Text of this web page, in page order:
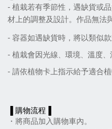
- 植栽若有季節性，遇缺貨或
材上的調整及設計。作品無法
- 容器如遇缺貨時，將以類似款
- 植栽會因光線 環境 溫度
- 請依植物卡上指示給予適合
▐ 購物流程▐
・將商品加入購物車內。